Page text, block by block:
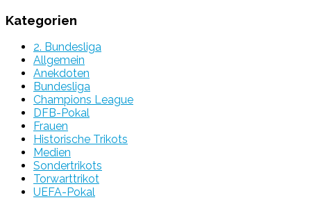
Kategorien
2. Bundesliga
Allgemein
Anekdoten
Bundesliga
Champions League
DFB-Pokal
Frauen
Historische Trikots
Medien
Sondertrikots
Torwarttrikot
UEFA-Pokal